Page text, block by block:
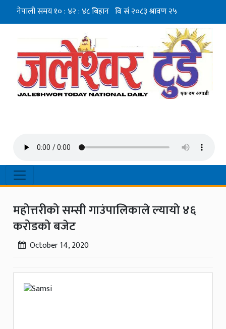
महोत्तरीको सम्सी गाउंपालिकाले ल्यायो ४६
करोडको बजेट
October 14, 2020